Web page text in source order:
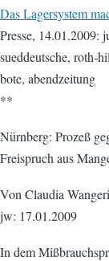
Das Lagersystem
Presse,
sueddeutsche, roth-
bote, abendzeitung
**
Nürnberg: Prozeß
Freispruch aus
Von Claudia
jw: 17.01.2009
In dem